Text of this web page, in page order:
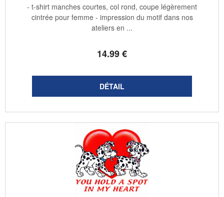
14.99€
- t-shirt manches courtes, col rond, coupe légèrement
cintrée pour femme - impression du motif dans nos
ateliers en ...